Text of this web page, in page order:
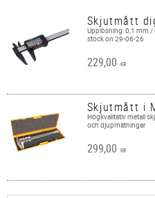
Skjutmått
Upplösning: 0,1 mm /
stock on 29-06-26
229,00 KR
Skjutmått i
Högkvalitativ metall
och djupmätningar
299,00 KR